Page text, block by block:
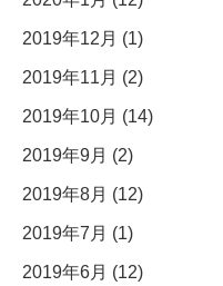
2019年12月 (1)
2019年11月 (2)
2019年10月 (14)
2019年9月 (2)
2019年8月 (12)
2019年7月 (1)
2019年6月 (12)